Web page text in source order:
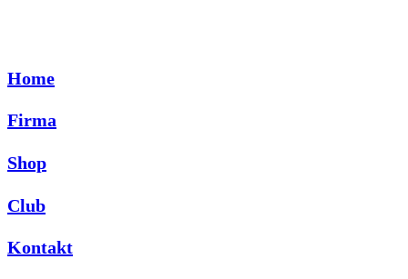
Home
Firma
Shop
Club
Kontakt